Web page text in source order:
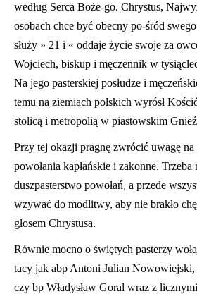
według Serca Boże-go. Chrystus,
osobach chce być obecny po-śród
służy » 21 i « oddaje życie swoje za
Wojciech, biskup i męczennik w
Na jego pasterskiej posłudze i
temu na ziemiach polskich wyrósł
stolicą i metropolią w piastowskim
Przy tej okazji pragnę zwrócić uwagę
powołania kapłańskie i zakonne.
duszpasterstwo powołań, a przede
wzywać do modlitwy, aby nie brakło
głosem Chrystusa.
Równie mocno o świętych pasterzy
tacy jak abp Antoni Julian Nowowiejski,
czy bp Władysław Goral wraz z